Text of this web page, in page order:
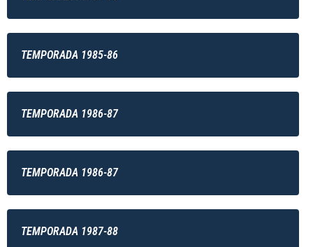
TEMPORADA 1985-86
TEMPORADA 1986-87
TEMPORADA 1986-87
TEMPORADA 1987-88